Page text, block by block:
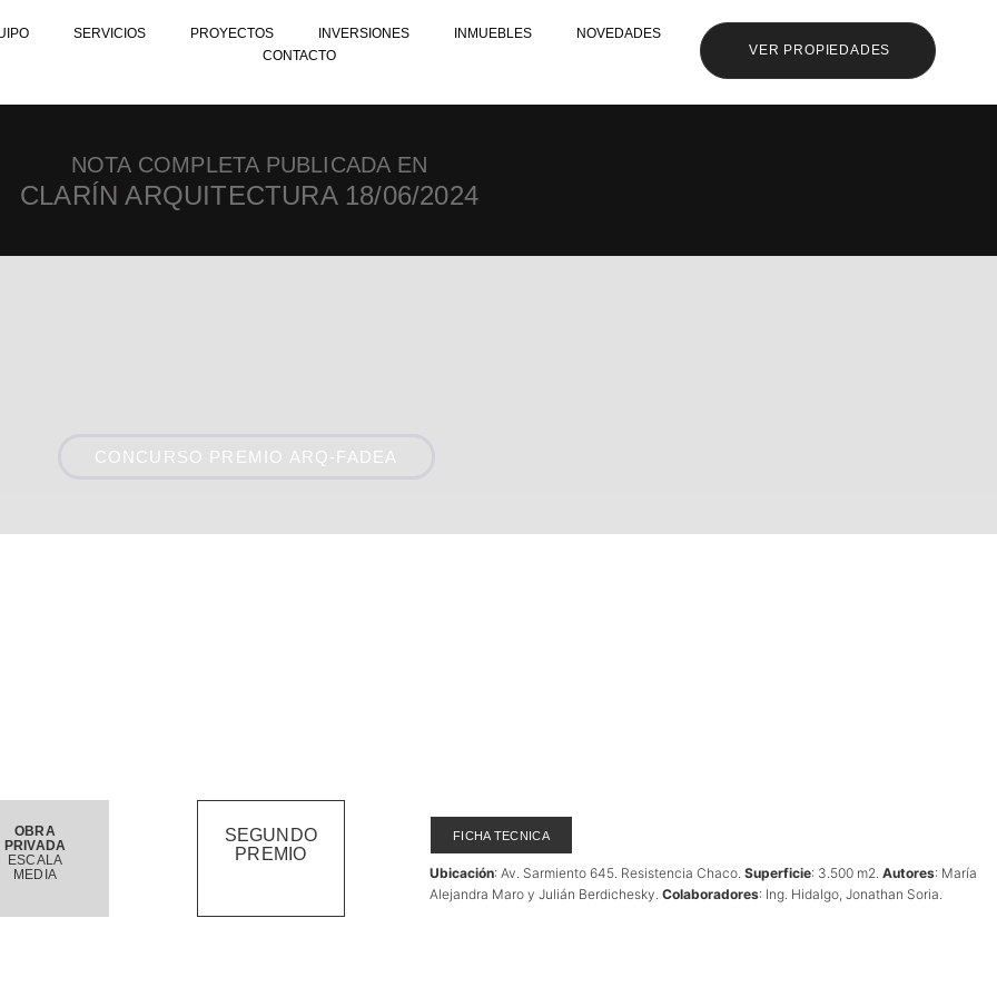
SERVICIOS PROYECTOS INVERSIONES INMUEBLES
NOVEDADES
CONTACTO
VER PROPIEDADES
NOTA COMPLETA PUBLICADA EN
CLARÍN ARQUITECTURA 18/06/2024
CONCURSO PREMIO ARQ-FADEA
OBRA
PRIVADA
ESCALA
MEDIA
SEGUNDO
PREMIO
FICHA TECNICA
Ubicación: Av. Sarmiento 645. Resistencia Chaco.Superficie: 3.500 m2.Autores: María
Alejandra Maro y Julián Berdichesky.Colaboradores: Ing. Hidalgo, Jonathan Soria.